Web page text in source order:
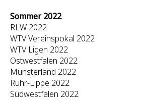
Sommer 2022
RLW 2022
WTV Vereinspokal 2022
WTV Ligen 2022
Ostwestfalen 2022
Münsterland 2022
Ruhr-Lippe 2022
Südwestfalen 2022